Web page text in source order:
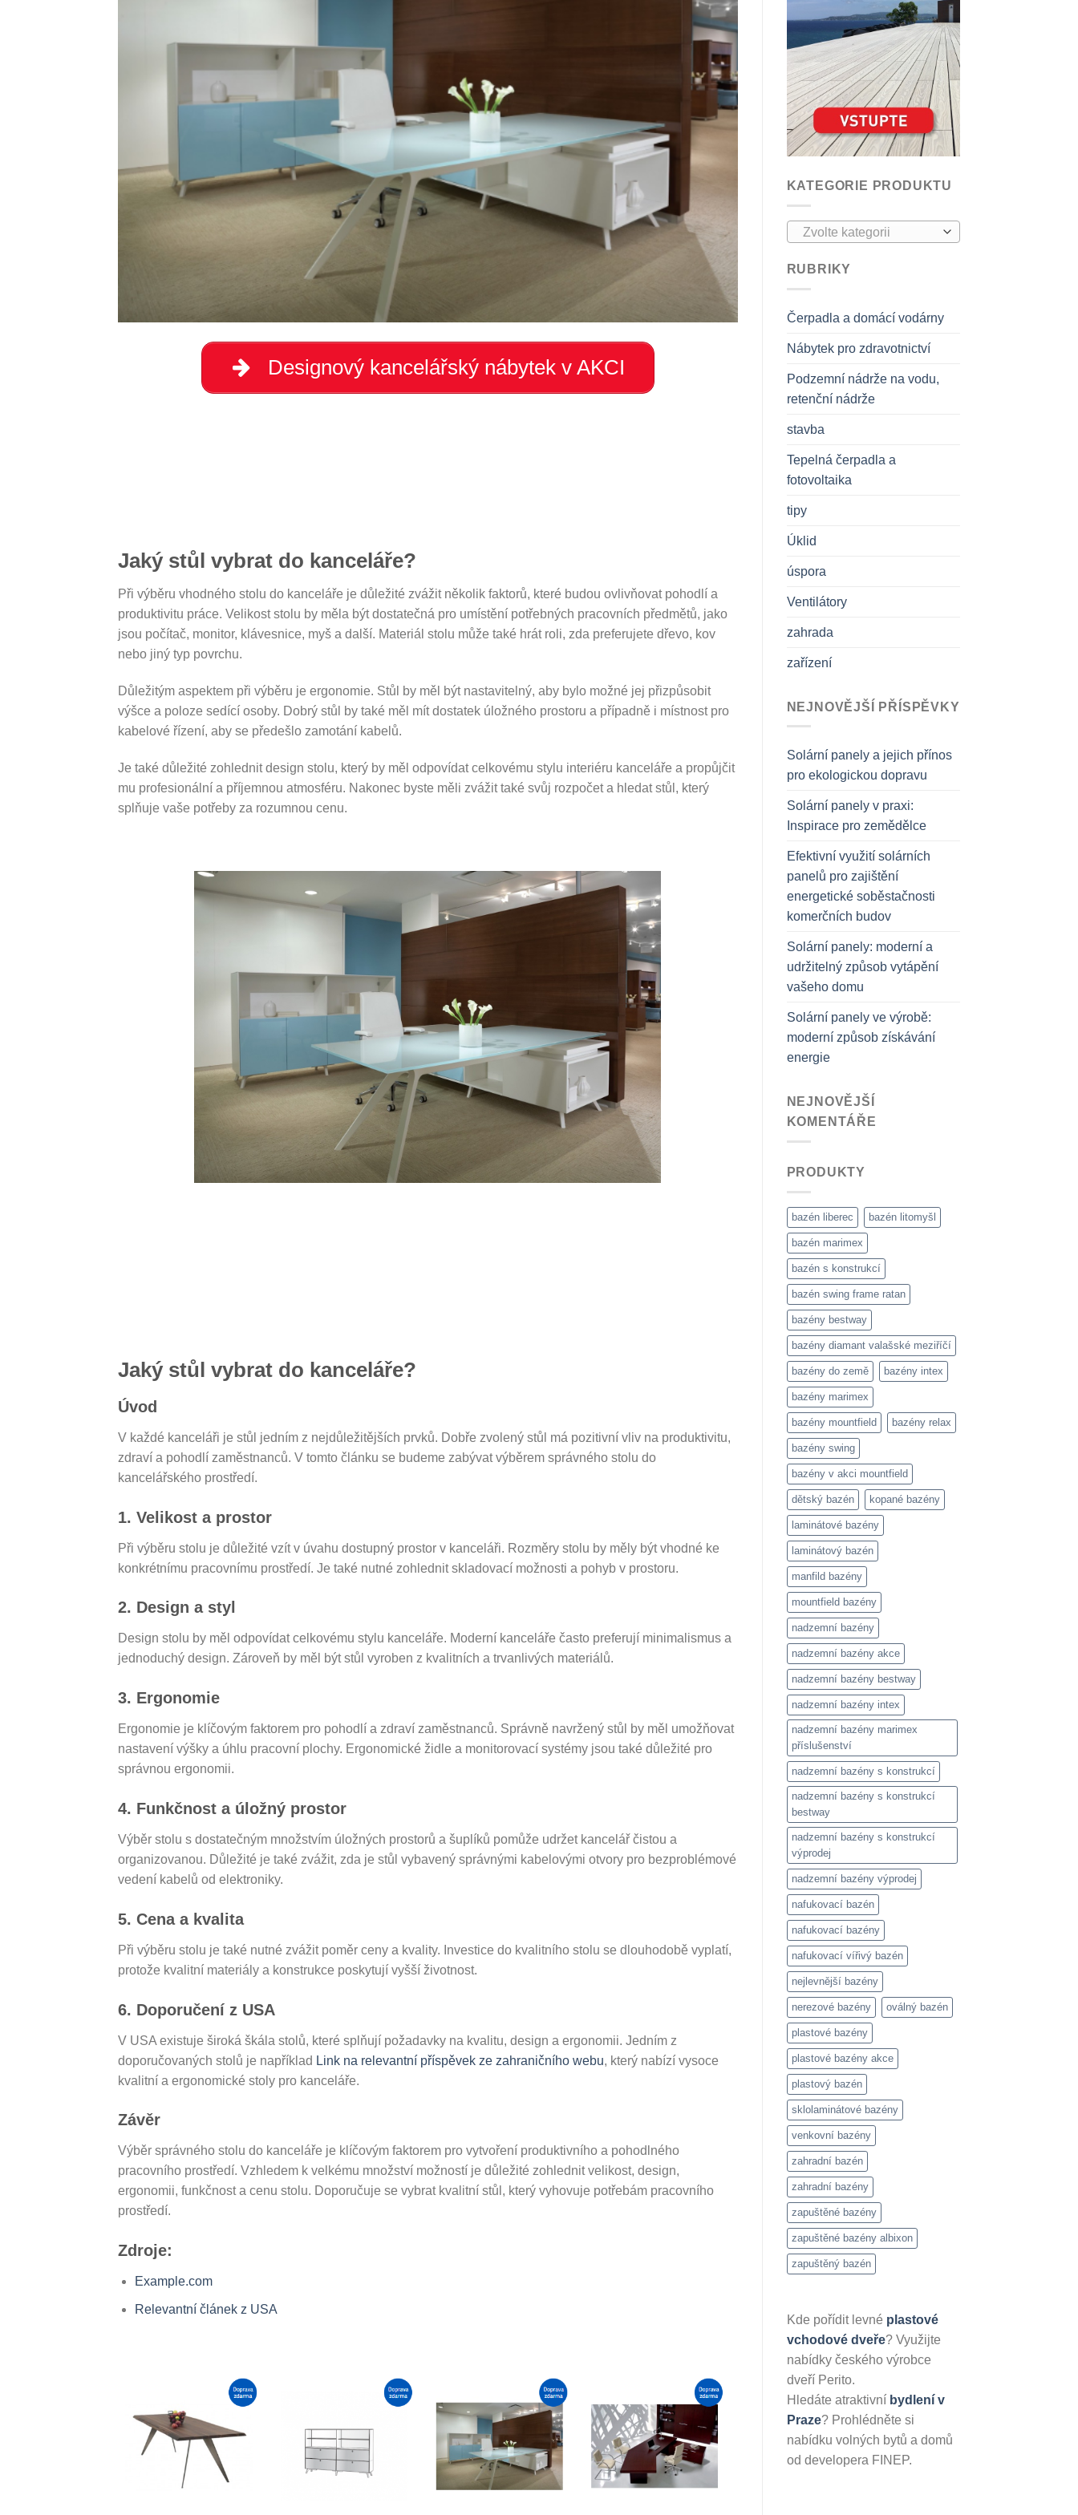
Designový kancelářský nábytek v AKCI
Jaký stůl vybrat do kanceláře?
Při výběru vhodného stolu do kanceláře je důležité zvážit několik faktorů, které budou ovlivňovat pohodlí a
produktivitu práce. Velikost stolu by měla být dostatečná pro umístění potřebných pracovních předmětů, jako
jsou počítač, monitor, klávesnice, myš a další. Materiál stolu může také hrát roli, zda preferujete dřevo, kov
nebo jiný typ povrchu.
Důležitým aspektem při výběru je ergonomie. Stůl by měl být nastavitelný, aby bylo možné jej přizpůsobit
výšce a poloze sedící osoby. Dobrý stůl by také měl mít dostatek úložného prostoru a případně i místnost pro
kabelové řízení, aby se předešlo zamotání kabelů.
Je také důležité zohlednit design stolu, který by měl odpovídat celkovému stylu interiéru kanceláře a propůjčit
mu profesionální a příjemnou atmosféru. Nakonec byste měli zvážit také svůj rozpočet a hledat stůl, který
splňuje vaše potřeby za rozumnou cenu.
Jaký stůl vybrat do kanceláře?
Úvod
V každé kanceláři je stůl jedním z nejdůležitějších prvků. Dobře zvolený stůl má pozitivní vliv na produktivitu,
zdraví a pohodlí zaměstnanců. V tomto článku se budeme zabývat výběrem správného stolu do
kancelářského prostředí.
1. Velikost a prostor
Při výběru stolu je důležité vzít v úvahu dostupný prostor v kanceláři. Rozměry stolu by měly být vhodné ke
konkrétnímu pracovnímu prostředí. Je také nutné zohlednit skladovací možnosti a pohyb v prostoru.
2. Design a styl
Design stolu by měl odpovídat celkovému stylu kanceláře. Moderní kanceláře často preferují minimalismus a
jednoduchý design. Zároveň by měl být stůl vyroben z kvalitních a trvanlivých materiálů.
3. Ergonomie
Ergonomie je klíčovým faktorem pro pohodlí a zdraví zaměstnanců. Správně navržený stůl by měl umožňovat
nastavení výšky a úhlu pracovní plochy. Ergonomické židle a monitorovací systémy jsou také důležité pro
správnou ergonomii.
4. Funkčnost a úložný prostor
Výběr stolu s dostatečným množstvím úložných prostorů a šuplíků pomůže udržet kancelář čistou a
organizovanou. Důležité je také zvážit, zda je stůl vybavený správnými kabelovými otvory pro bezproblémové
vedení kabelů od elektroniky.
5. Cena a kvalita
Při výběru stolu je také nutné zvážit poměr ceny a kvality. Investice do kvalitního stolu se dlouhodobě vyplatí,
protože kvalitní materiály a konstrukce poskytují vyšší životnost.
6. Doporučení z USA
V USA existuje široká škála stolů, které splňují požadavky na kvalitu, design a ergonomii. Jedním z
doporučovaných stolů je například Link na relevantní příspěvek ze zahraničního webu, který nabízí vysoce
kvalitní a ergonomické stoly pro kanceláře.
Závěr
Výběr správného stolu do kanceláře je klíčovým faktorem pro vytvoření produktivního a pohodlného
pracovního prostředí. Vzhledem k velkému množství možností je důležité zohlednit velikost, design,
ergonomii, funkčnost a cenu stolu. Doporučuje se vybrat kvalitní stůl, který vyhovuje potřebám pracovního
prostředí.
Zdroje:
Example.com
Relevantní článek z USA
KATEGORIE PRODUKTU
Zvolte kategorii
RUBRIKY
Čerpadla a domácí vodárny
Nábytek pro zdravotnictví
Podzemní nádrže na vodu,
retenční nádrže
stavba
Tepelná čerpadla a
fotovoltaika
tipy
Úklid
úspora
Ventilátory
zahrada
zařízení
NEJNOVĚJŠÍ PŘÍSPĚVKY
Solární panely a jejich přínos
pro ekologickou dopravu
Solární panely v praxi:
Inspirace pro zemědělce
Efektivní využití solárních
panelů pro zajištění
energetické soběstačnosti
komerčních budov
Solární panely: moderní a
udržitelný způsob vytápění
vašeho domu
Solární panely ve výrobě:
moderní způsob získávání
energie
NEJNOVĚJŠÍ
KOMENTÁŘE
PRODUKTY
bazén liberec bazén litomyšl
bazén marimex
bazén s konstrukcí
bazén swing frame ratan
bazény bestway
bazény diamant valašské meziříčí
bazény do země bazény intex
bazény marimex
bazény mountfield bazény relax
bazény swing
bazény v akci mountfield
dětský bazén kopané bazény
laminátové bazény
laminátový bazén
manfild bazény
mountfield bazény
nadzemní bazény
nadzemní bazény akce
nadzemní bazény bestway
nadzemní bazény intex
nadzemní bazény marimex
příslušenství
nadzemní bazény s konstrukcí
nadzemní bazény s konstrukcí
bestway
nadzemní bazény s konstrukcí
výprodej
nadzemní bazény výprodej
nafukovací bazén
nafukovací bazény
nafukovací vířivý bazén
nejlevnější bazény
nerezové bazény oválný bazén
plastové bazény
plastové bazény akce
plastový bazén
sklolaminátové bazény
venkovní bazény
zahradní bazén
zahradní bazény
zapuštěné bazény
zapuštěné bazény albixon
zapuštěný bazén
Kde pořídit levné plastové
vchodové dveře? Využijte
nabídky českého výrobce
dveří Perito.
Hledáte atraktivní bydlení v
Praze? Prohlédněte si
nabídku volných bytů a domů
od developera FINEP.